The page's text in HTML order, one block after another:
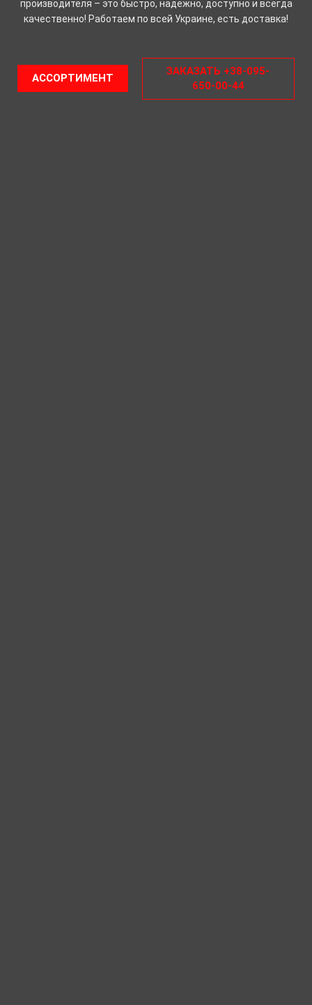
производителя – это быстро, надежно, доступно и всегда
качественно! Работаем по всей Украине, есть доставка!
АССОРТИМЕНТ
ЗАКАЗАТЬ +38-095-
650-00-44